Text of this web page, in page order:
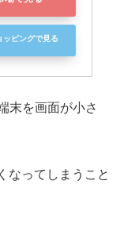
ッピングで見る
末を画面が小さ
なってしまうこと